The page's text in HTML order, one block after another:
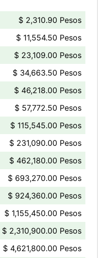
$ 2,310.90 Pesos
$ 11,554.50 Pesos
$ 23,109.00 Pesos
$ 34,663.50 Pesos
$ 46,218.00 Pesos
$ 57,772.50 Pesos
$ 115,545.00 Pesos
$ 231,090.00 Pesos
$ 462,180.00 Pesos
$ 693,270.00 Pesos
$ 924,360.00 Pesos
$ 1,155,450.00 Pesos
$ 2,310,900.00 Pesos
$ 4,621,800.00 Pesos